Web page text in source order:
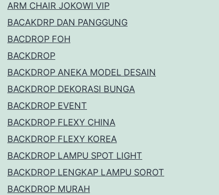
ARM CHAIR JOKOWI VIP
BACAKDRP DAN PANGGUNG
BACDROP FOH
BACKDROP
BACKDROP ANEKA MODEL DESAIN
BACKDROP DEKORASI BUNGA
BACKDROP EVENT
BACKDROP FLEXY CHINA
BACKDROP FLEXY KOREA
BACKDROP LAMPU SPOT LIGHT
BACKDROP LENGKAP LAMPU SOROT
BACKDROP MURAH